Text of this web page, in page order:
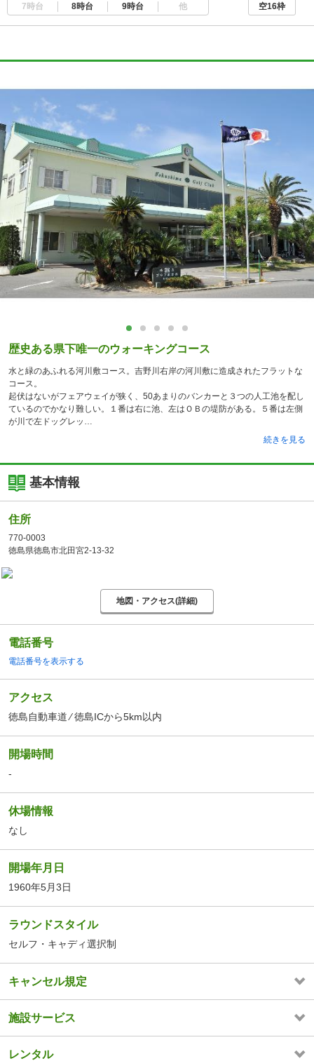
7時台 8時台 9時台 他 空16枠
歴史ある県下唯一のウォーキングコース
水と緑のあふれる河川敷コース。吉野川右岸の河川敷に造成されたフラットな
コース。
起伏はないがフェアウェイが狭く、50あまりのバンカーと３つの人工池を配し
ているのでかなり難しい。１番は右に池、左はＯＢの堤防がある。５番は左側
が川で左ドッグレッ
続きを見る
基本情報
住所
770-0003
徳島県徳島市北田宮2-13-32
地図・アクセス(詳細)
電話番号
電話番号を表示する
アクセス
徳島自動車道 ⁄ 徳島ICから5km以内
開場時間
-
休場情報
なし
開場年月日
1960年5月3日
ラウンドスタイル
セルフ・キャディ選択制
キャンセル規定
施設サービス
レンタル